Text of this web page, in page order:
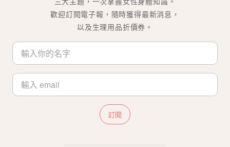
歡迎訂閱電子報，隨時獲得最新消息，
以及生理用品折價券。
訂閱